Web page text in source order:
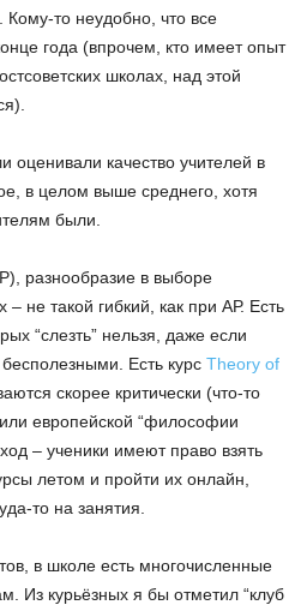
Кому-то неудобно, что все
года (впрочем, кто имеет опыт
школах, над этой
качество учителей в
в целом выше среднего, хотя
были.
разнообразие в выборе
не такой гибкий, как при АР. Есть
“слезть” нельзя, даже если
Есть курс Theory of
скорее критически (что-то
европейской “философии
– ученики имеют право взять
летом и пройти их онлайн,
то на занятия.
в школе есть многочисленные
Из курьёзных я бы отметил “клуб